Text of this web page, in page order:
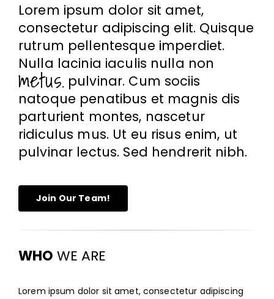
progress.
success.
Lorem ipsum dolor sit amet,
consectetur adipiscing elit. Quisque
rutrum pellentesque imperdiet.
Nulla lacinia iaculis nulla non
metus. pulvinar. Cum sociis
natoque penatibus et magnis dis
parturient montes, nascetur
ridiculus mus. Ut eu risus enim, ut
pulvinar lectus. Sed hendrerit nibh.
Join Our Team!
WHO WE ARE
Lorem ipsum dolor sit amet, consectetur adipiscing